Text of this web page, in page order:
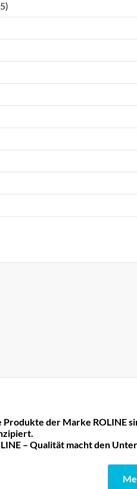
Produkte der Marke ROLINE
– Qualität macht den